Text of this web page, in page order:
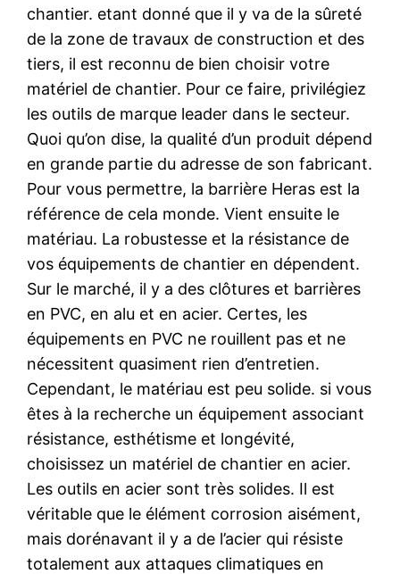
chantier. etant donné que il y va de la sûreté
de la zone de travaux de construction et des
tiers, il est reconnu de bien choisir votre
matériel de chantier. Pour ce faire, privilégiez
les outils de marque leader dans le secteur.
Quoi qu’on dise, la qualité d’un produit dépend
en grande partie du adresse de son fabricant.
Pour vous permettre, la barrière Heras est la
référence de cela monde. Vient ensuite le
matériau. La robustesse et la résistance de
vos équipements de chantier en dépendent.
Sur le marché, il y a des clôtures et barrières
en PVC, en alu et en acier. Certes, les
équipements en PVC ne rouillent pas et ne
nécessitent quasiment rien d’entretien.
Cependant, le matériau est peu solide. si vous
êtes à la recherche un équipement associant
résistance, esthétisme et longévité,
choisissez un matériel de chantier en acier.
Les outils en acier sont très solides. Il est
véritable que le élément corrosion aisément,
mais dorénavant il y a de l’acier qui résiste
totalement aux attaques climatiques en